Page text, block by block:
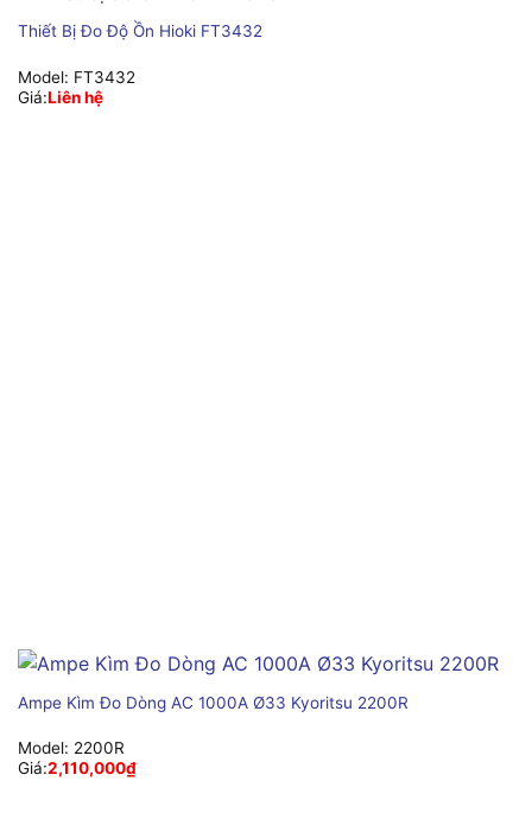
Thiết Bị Đo Độ Ồn Hioki FT3432
Model: FT3432
Giá:Liên hệ
Ampe Kìm Đo Dòng AC 1000A Ø33 Kyoritsu 2200R
Model: 2200R
Giá:2,110,000₫